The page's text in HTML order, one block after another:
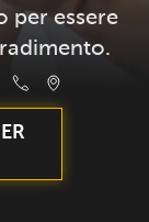
per essere